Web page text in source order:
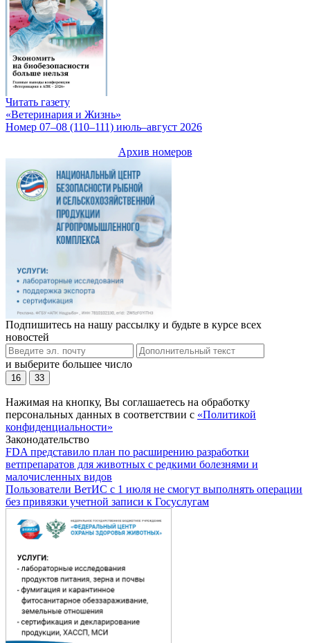
Читать газету
«Ветеринария и Жизнь»
Номер 07–08 (110–111) июль–август 2026
Архив номеров
Подпишитесь на нашу рассылку и будьте в курсе всех
новостей
и выберите большее число
16 33
Нажимая на кнопку, Вы соглашаетесь на обработку
персональных данных в соответствии с «Политикой
конфиденциальности»
Законодательство
FDA представило план по расширению разработки
ветпрепаратов для животных с редкими болезнями и
малочисленных видов
Пользователи ВетИС с 1 июля не смогут выполнять операции
без привязки учетной записи к Госуслугам